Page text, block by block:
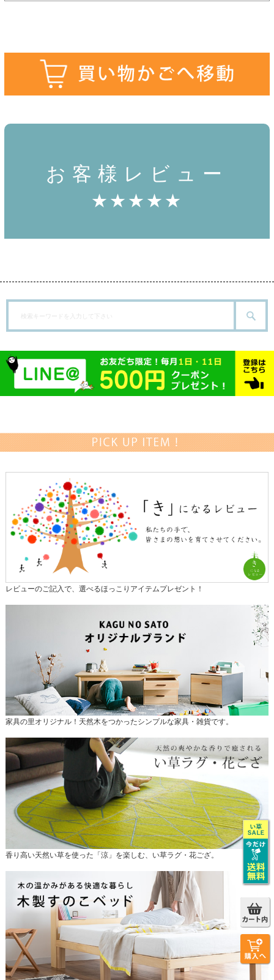
お客様レビュー
★★★★★
レビューのご記入で、選べるほっこりアイテムプレゼント！
家具の里オリジナル！天然木をつかったシンプルな家具・雑貨です。
香り高い天然い草を使った「涼」を楽しむ、い草ラグ・花ござ。